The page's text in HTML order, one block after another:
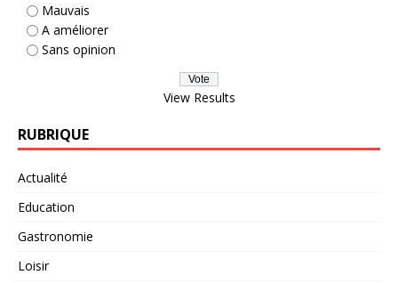
Mauvais
A améliorer
Sans opinion
View Results
RUBRIQUE
Actualité
Education
Gastronomie
Loisir